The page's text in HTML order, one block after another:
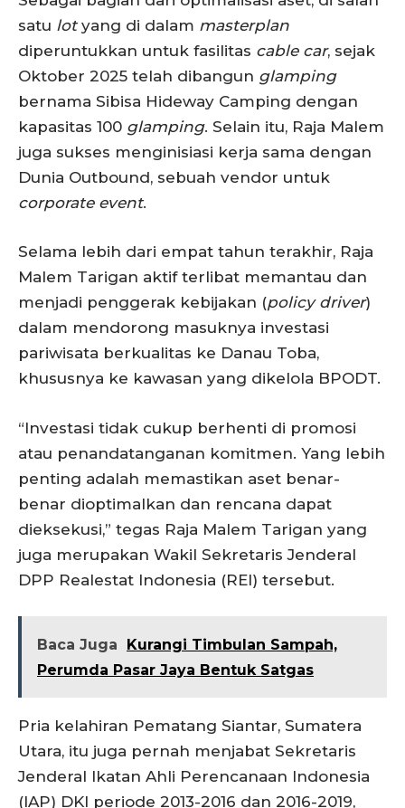
satu lotyang di dalam masterplan
diperuntukkan untuk fasilitas cable car, sejak
Oktober 2025 telah dibangun glamping
bernama Sibisa Hideway Camping dengan
kapasitas 100 glamping. Selain itu, Raja Malem
juga sukses menginisiasi kerja sama dengan
Dunia Outbound, sebuah vendor untuk
corporate event.
Selama lebih dari empat tahun terakhir, Raja
Malem Tarigan aktif terlibat memantau dan
menjadi penggerak kebijakan (policy driver)
dalam mendorong masuknya investasi
pariwisata berkualitas ke Danau Toba,
khususnya ke kawasan yang dikelola BPODT.
“Investasi tidak cukup berhenti di promosi
atau penandatanganan komitmen. Yang lebih
penting adalah memastikan aset benar-
benar dioptimalkan dan rencana dapat
dieksekusi,” tegas Raja Malem Tarigan yang
juga merupakan Wakil Sekretaris Jenderal
DPP Realestat Indonesia (REI) tersebut.
Baca Juga
Kurangi Timbulan Sampah,
Perumda Pasar Jaya Bentuk Satgas
Pria kelahiran Pematang Siantar, Sumatera
Utara, itu juga pernah menjabat Sekretaris
Jenderal Ikatan Ahli Perencanaan Indonesia
(IAP) DKI periode 2013-2016 dan 2016-2019,